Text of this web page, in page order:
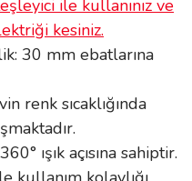
ile kullanınız ve
kesiniz.
30 mm ebatlarına
renk sıcaklığında
ışık açısına sahiptir.